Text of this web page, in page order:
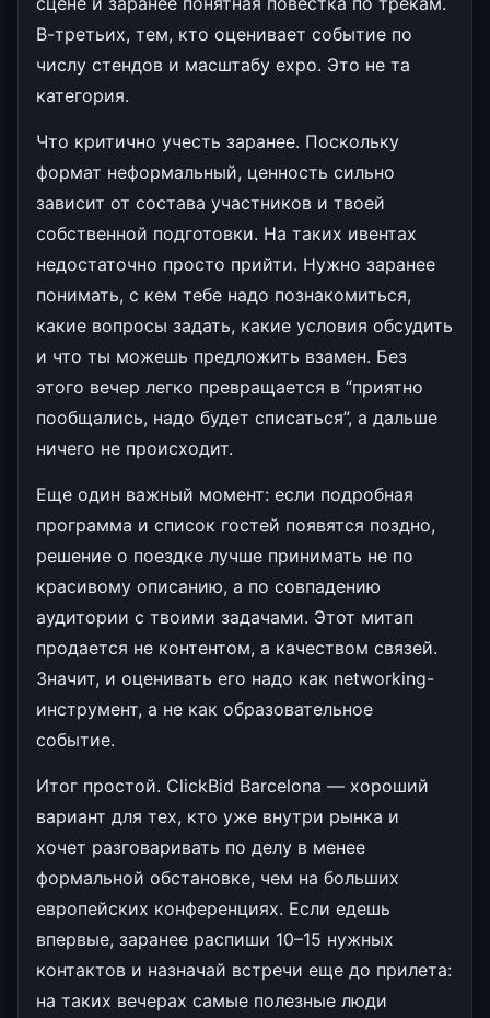
В-третьих, тем, кто оценивает событие по
числу стендов и масштабу expo. Это не та
категория.
Что критично учесть заранее. Поскольку
формат неформальный, ценность сильно
зависит от состава участников и твоей
собственной подготовки. На таких ивентах
недостаточно просто прийти. Нужно заранее
понимать, с кем тебе надо познакомиться,
какие вопросы задать, какие условия обсудить
и что ты можешь предложить взамен. Без
этого вечер легко превращается в “приятно
пообщались, надо будет списаться”, а дальше
ничего не происходит.
Еще один важный момент: если подробная
программа и список гостей появятся поздно,
решение о поездке лучше принимать не по
красивому описанию, а по совпадению
аудитории с твоими задачами. Этот митап
продается не контентом, а качеством связей.
Значит, и оценивать его надо как networking-
инструмент, а не как образовательное
событие.
Итог простой. ClickBid Barcelona — хороший
вариант для тех, кто уже внутри рынка и
хочет разговаривать по делу в менее
формальной обстановке, чем на больших
европейских конференциях. Если едешь
впервые, заранее распиши 10–15 нужных
контактов и назначай встречи еще до прилета:
на таких вечерах самые полезные люди